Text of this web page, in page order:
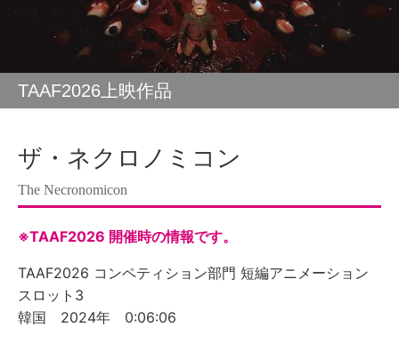
TAAF2026上映作品
ザ・ネクロノミコン
The Necronomicon
※TAAF2026 開催時の情報です。
TAAF2026 コンペティション部門 短編アニメーション
スロット3
韓国 2024年 0:06:06